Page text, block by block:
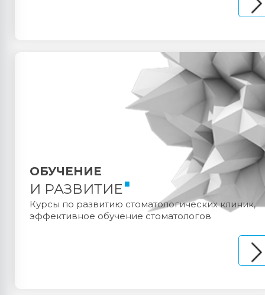
ОБУЧЕНИЕ
И РАЗВИТИЕ
Курсы по развитию стоматологических клиник,
эффективное обучение стоматологов